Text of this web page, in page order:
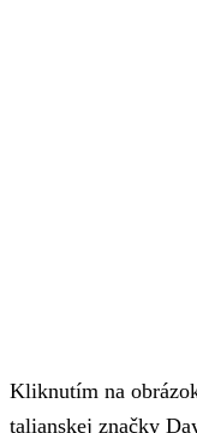
Kliknutím na
talianskej značky